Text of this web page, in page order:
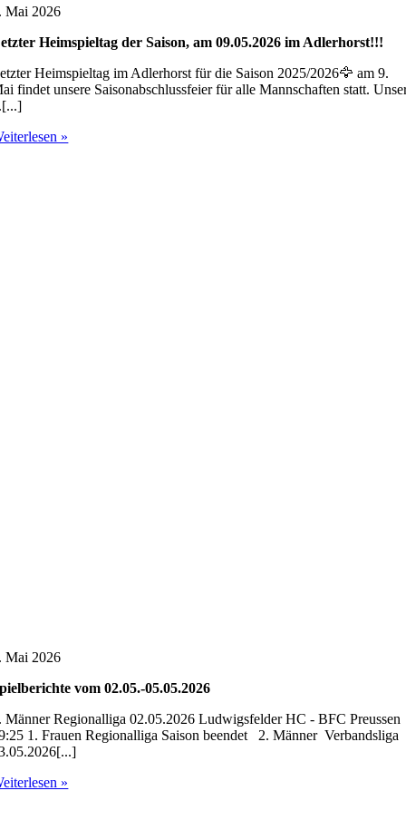
Mai 2026
Heimspieltag der Saison, am 09.05.2026 im Adlerhorst!!!
Heimspieltag im Adlerhorst für die Saison 2025/2026🦅 am 9.
findet unsere Saisonabschlussfeier für alle Mannschaften statt.
»
Mai 2026
vom 02.05.-05.05.2026
Männer Regionalliga 02.05.2026 Ludwigsfelder HC - BFC Preussen
1. Frauen Regionalliga Saison beendet 2. Männer Verbandsliga
»